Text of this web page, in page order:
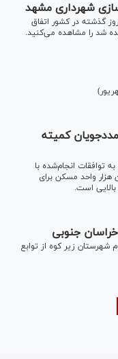
شهرداری مشهد
گذشته در کشور اتفاق
شد را مشاهده می‌کنید.
کمیته
توافقات انجام‌شده با
هزار واحد مسکن برای
است.
جنوبی
شهرستان زیر کوه از توابع